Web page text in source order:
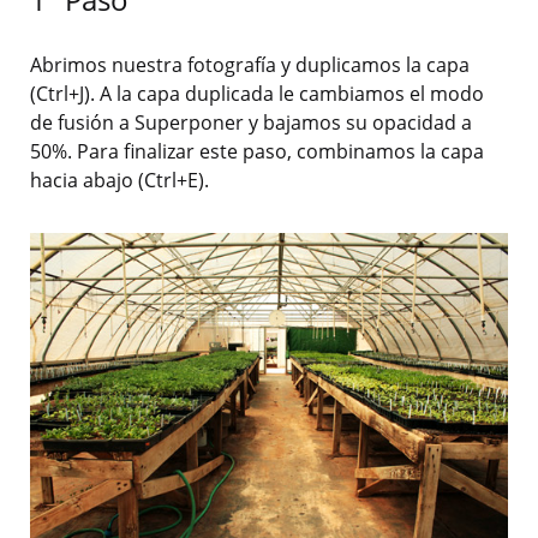
Abrimos nuestra fotografía y duplicamos la capa
(Ctrl+J). A la capa duplicada le cambiamos el modo
de fusión a Superponer y bajamos su opacidad a
50%. Para finalizar este paso, combinamos la capa
hacia abajo (Ctrl+E).